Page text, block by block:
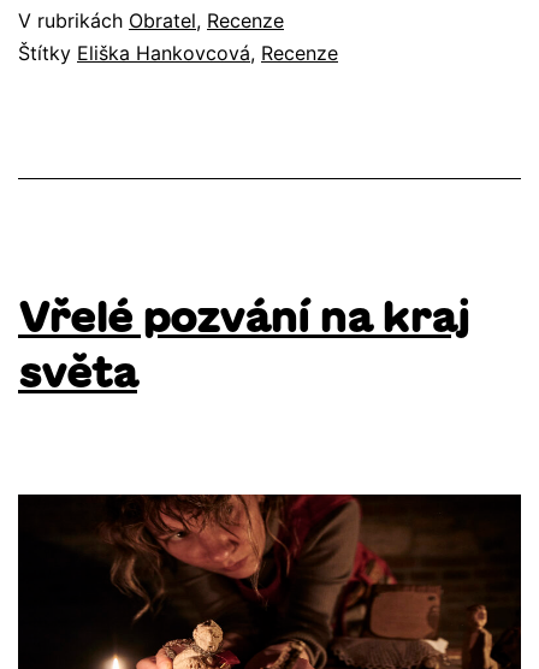
V rubrikách Obratel, Recenze
Štítky Eliška Hankovcová, Recenze
Vřelé pozvání na kraj
světa